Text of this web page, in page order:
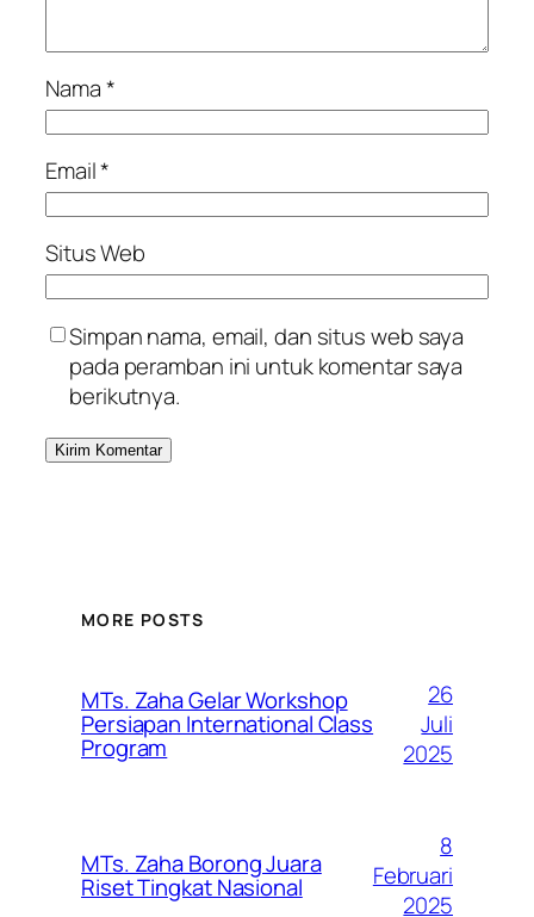
Nama*
Email*
Situs Web
Simpan nama, email, dan situs web saya
pada peramban ini untuk komentar saya
berikutnya.
MORE POSTS
MTs. Zaha Gelar Workshop
Persiapan International Class
Program
26
Juli
2025
MTs. Zaha Borong Juara
Riset Tingkat Nasional
8
Februari
2025